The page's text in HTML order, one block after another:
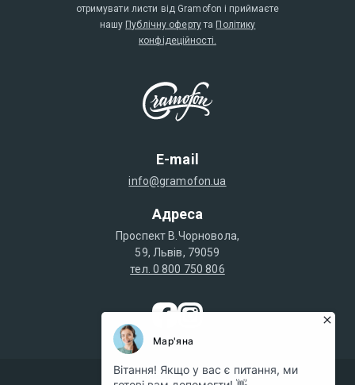
E-mail
info@gramofon.ua
Адреса
Проспект В.Чорновола,
59, Львів, 79059
тел. 0 800 750 806
отримувати листи від Gramofon і приймаєте
нашу Публічну офертута Політику
конфідеційності.